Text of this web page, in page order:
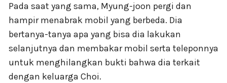
Pada saat yang sama, Myung-joon pergi dan
hampir menabrak mobil yang berbeda. Dia
bertanya-tanya apa yang bisa dia lakukan
selanjutnya dan membakar mobil serta teleponnya
untuk menghilangkan bukti bahwa dia terkait
dengan keluarga Choi.